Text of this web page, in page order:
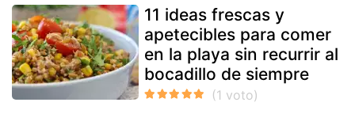
11 ideas frescas y
apetecibles para comer
en la playa sin recurrir al
bocadillo de siempre